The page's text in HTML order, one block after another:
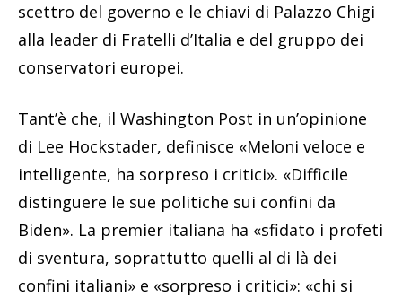
scettro del governo e le chiavi di Palazzo Chigi
alla leader di Fratelli d’Italia e del gruppo dei
conservatori europei.
Tant’è che, il Washington Post in un’opinione
di Lee Hockstader, definisce «Meloni veloce e
intelligente, ha sorpreso i critici». «Difficile
distinguere le sue politiche sui confini da
Biden». La premier italiana ha «sfidato i profeti
di sventura, soprattutto quelli al di là dei
confini italiani» e «sorpreso i critici»: «chi si